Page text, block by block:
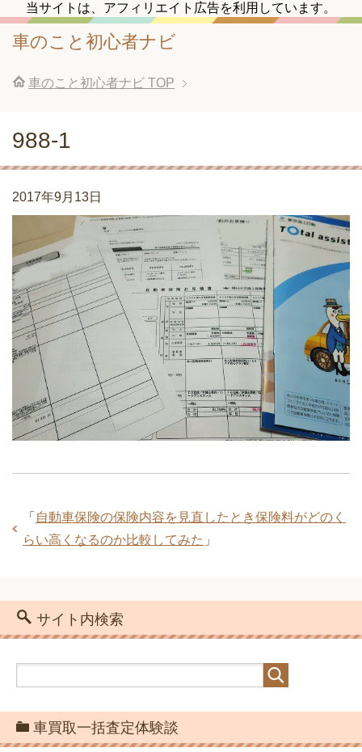
当サイトは、アフィリエイト広告を利用しています。
車のこと初心者ナビ
車のこと初心者ナビ TOP
988-1
2017年9月13日
「 自動車保険の保険内容を見直したとき保険料がどのく
らい高くなるのか比較してみた 」
サイト内検索
車買取一括査定体験談